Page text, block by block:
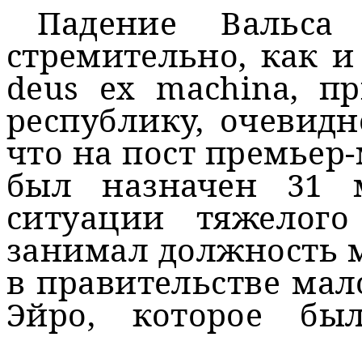
Падение
стремительно, как
deus ex machina,
республику,
что на пост
был назначен 31
ситуации
занимал должность
в правительстве
Эйро, которое